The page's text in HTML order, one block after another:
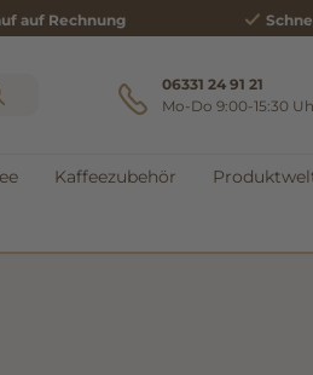
auf Rechnung
06331 24 91 21
Mo-Do 9:00-15:30
Kaffeezubehör